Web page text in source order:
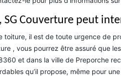
Couverture peut
toiture, il est de toute urgence de
, vous pourrez être assuré que
et dans la ville de Preporche
qu’il propose, même pour